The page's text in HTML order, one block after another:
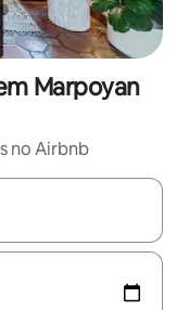
Marpoyan
no Airbnb
explore-os